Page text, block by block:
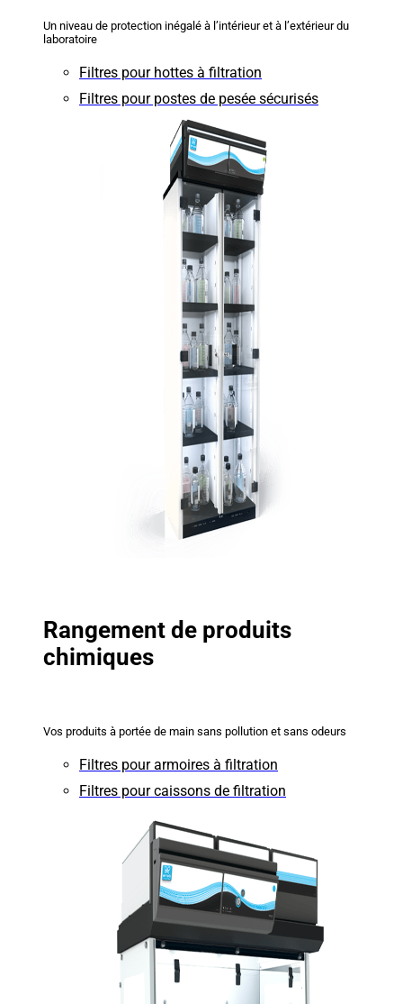
Un niveau de protection inégalé à l’intérieur et à l’extérieur du
laboratoire
Filtres pour hottes à filtration
Filtres pour postes de pesée sécurisés
Rangement de produits
chimiques
Vos produits à portée de main sans pollution et sans odeurs
Filtres pour armoires à filtration
Filtres pour caissons de filtration